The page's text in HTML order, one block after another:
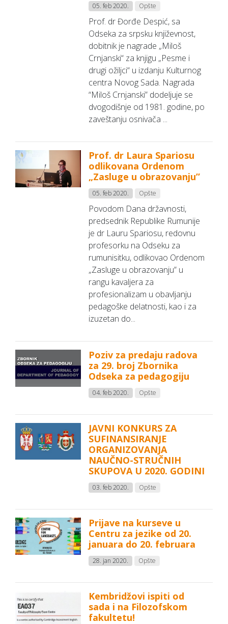
05. feb 2020. Opšte
Prof. dr Đorđe Despić, sa
Odseka za srpsku književnost,
dobitnik je nagrade „Miloš
Crnjanski“ za knjigu „Pesme i
drugi ožiljci“ u izdanju Kulturnog
centra Novog Sada. Nagrada
“Miloš Crnjanski” dodeljuje se
dvogodišnje od 1981. godine, po
zaveštanju osnivača ...
Prof. dr Laura Spariosu
odlikovana Ordenom
„Zasluge u obrazovanju”
05. feb 2020. Opšte
Povodom Dana državnosti,
predsednik Republike Rumunije
je dr Lauru Spariosu, redovnu
profesorku na Odseku za
rumunisitku, odlikovao Ordenom
„Zasluge u obrazovanju” u
rangu kavaljera za
profesionalizam u obavljanju
pedagoške delatnosti, kao i za
izuzetan do...
Poziv za predaju radova
za 29. broj Zbornika
Odseka za pedagogiju
04. feb 2020. Opšte
JAVNI KONKURS ZA
SUFINANSIRANJE
ORGANIZOVANJA
NAUČNO-STRUČNIH
SKUPOVA U 2020. GODINI
03. feb 2020. Opšte
Prijave na kurseve u
Centru za jezike od 20.
januara do 20. februara
28. jan 2020. Opšte
Kembridžovi ispiti od
sada i na Filozofskom
fakultetu!